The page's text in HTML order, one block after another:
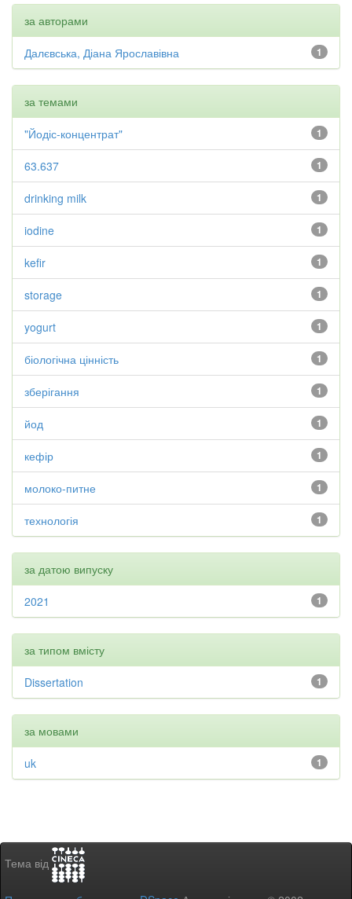
за авторами
1
Далєвська, Діана Ярославівна
за темами
1
"Йодіс-концентрат"
1
63.637
1
drinking milk
1
iodine
1
kefir
1
storage
1
yogurt
1
біологічна цінність
1
зберігання
1
йод
1
кефір
1
молоко-питне
1
технологія
за датою випуску
1
2021
за типом вмісту
1
Dissertation
за мовами
1
uk
Тема від